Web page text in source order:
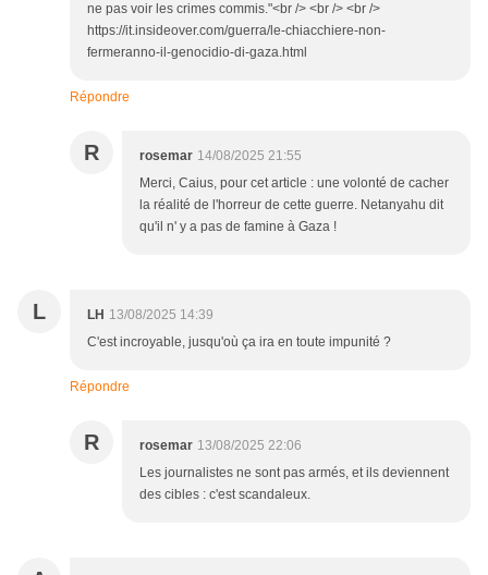
ne pas voir les crimes commis."<br /> <br /> <br />
https://it.insideover.com/guerra/le-chiacchiere-non-
fermeranno-il-genocidio-di-gaza.html
Répondre
R rosemar 14/08/2025 21:55
Merci, Caius, pour cet article : une volonté de cacher
la réalité de l'horreur de cette guerre. Netanyahu dit
qu'il n' y a pas de famine à Gaza !
L LH 13/08/2025 14:39
C'est incroyable, jusqu'où ça ira en toute impunité ?
Répondre
R rosemar 13/08/2025 22:06
Les journalistes ne sont pas armés, et ils deviennent
des cibles : c'est scandaleux.